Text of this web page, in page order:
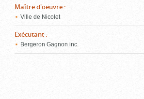
Maître d'oeuvre :
Ville de Nicolet
Exécutant :
Bergeron Gagnon inc.